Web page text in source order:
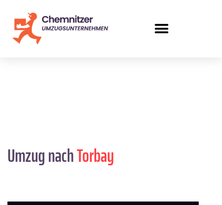
Umzug nachTorbay